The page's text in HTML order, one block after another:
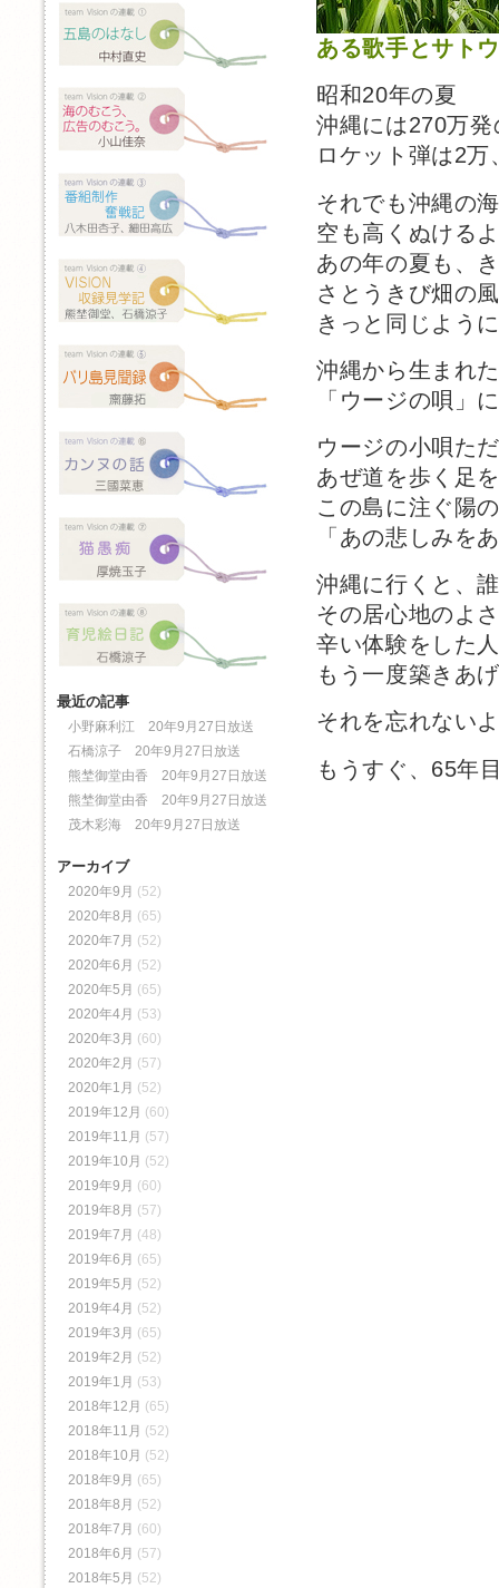
ある歌手とサト
昭和20年の夏
沖縄には270万
ロケット弾は2
それでも沖縄の
空も高くぬける
あの年の夏も、
さとうきび畑の
きっと同じよう
沖縄から生まれ
「ウージの唄」
ウージの小唄た
あぜ道を歩く足
この島に注ぐ陽
「あの悲しみを
沖縄に行くと、
その居心地のよ
辛い体験をした
もう一度築きあ
それを忘れない
もうすぐ、65年
最近の記事
小野麻利江 20年9月27日放送
石橋涼子 20年9月27日放送
熊埜御堂由香 20年9月27日放送
熊埜御堂由香 20年9月27日放送
茂木彩海 20年9月27日放送
アーカイブ
2020年9月 (52)
2020年8月 (65)
2020年7月 (52)
2020年6月 (52)
2020年5月 (65)
2020年4月 (53)
2020年3月 (60)
2020年2月 (57)
2020年1月 (52)
2019年12月 (60)
2019年11月 (57)
2019年10月 (52)
2019年9月 (60)
2019年8月 (57)
2019年7月 (48)
2019年6月 (65)
2019年5月 (52)
2019年4月 (52)
2019年3月 (65)
2019年2月 (52)
2019年1月 (53)
2018年12月 (65)
2018年11月 (52)
2018年10月 (52)
2018年9月 (65)
2018年8月 (52)
2018年7月 (60)
2018年6月 (57)
2018年5月 (52)